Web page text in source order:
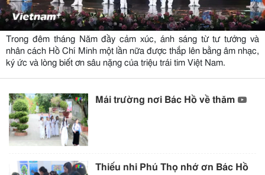
Trong đêm tháng Năm đầy cảm xúc, ánh sáng từ tư tưởng và
nhân cách Hồ Chí Minh một lần nữa được thắp lên bằng âm nhạc,
ký ức và lòng biết ơn sâu nặng của triệu trái tim Việt Nam.
Mái trường nơi Bác Hồ về thăm
Thiếu nhi Phú Thọ nhớ ơn Bác Hồ